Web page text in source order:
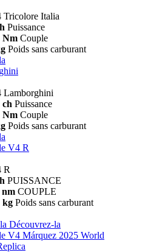
Tricolore Italia
Puissance
Nm Couple
Poids sans carburant
Lamborghini
ch Puissance
Nm Couple
Poids sans carburant
V4 R
R
PUISSANCE
nm COUPLE
kg Poids sans carburant
Découvrez-la
V4 Márquez 2025 World